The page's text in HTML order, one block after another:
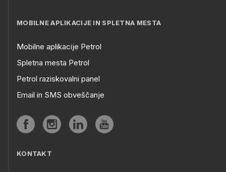
MOBILNE APLIKACIJE IN SPLETNA MESTA
Mobilne aplikacije Petrol
Spletna mesta Petrol
Petrol raziskovalni panel
Email in SMS obveščanje
KONTAKT